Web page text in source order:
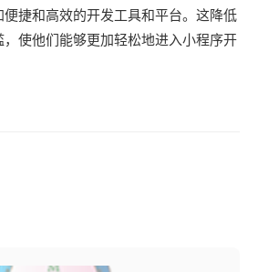
捷和高效的开发工具和平台。这降低
使他们能够更加轻松地进入小程序开